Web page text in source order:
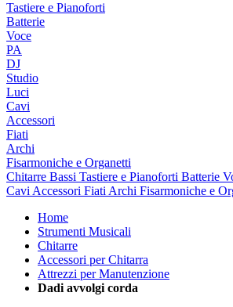
Tastiere e Pianoforti
Batterie
Voce
PA
DJ
Studio
Luci
Cavi
Accessori
Fiati
Archi
Fisarmoniche e Organetti
Chitarre Bassi Tastiere e Pianoforti Batterie
Cavi Accessori Fiati Archi Fisarmoniche e
Home
Strumenti Musicali
Chitarre
Accessori per Chitarra
Attrezzi per Manutenzione
Dadi avvolgi corda